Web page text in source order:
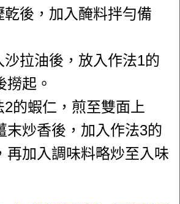
乾後，加入醃料拌勻備
沙拉油後，放入作法1的
撈起。
的蝦仁，煎至雙面上
末炒香後，加入作法3的
再加入調味料略炒至入味